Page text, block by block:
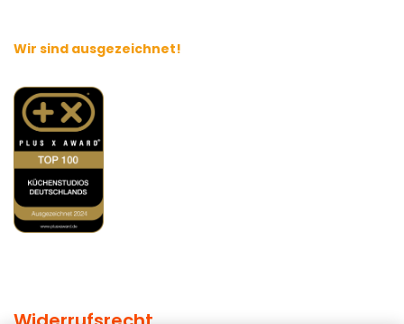
Wir sind ausgezeichnet!